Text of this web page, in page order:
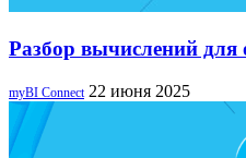
Разбор вычислений для
myBI Connect 22 июня 2025